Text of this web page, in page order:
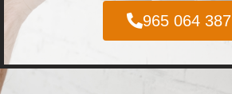
965 064 387